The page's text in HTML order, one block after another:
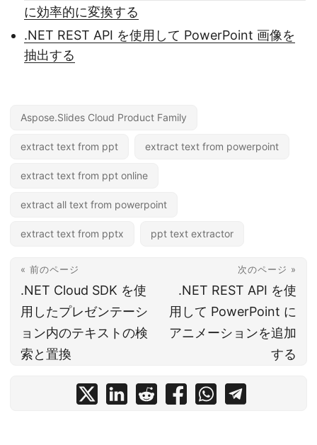
に効率的に変換する
.NET REST API を使用して PowerPoint 画像を
抽出する
Aspose.Slides Cloud Product Family
extract text from ppt extract text from powerpoint
extract text from ppt online
extract all text from powerpoint
extract text from pptx ppt text extractor
« 前のページ
.NET Cloud SDK を使
用したプレゼンテーシ
ョン内のテキストの検
索と置換
次のページ »
.NET REST API を使
用して PowerPoint に
アニメーションを追加
する